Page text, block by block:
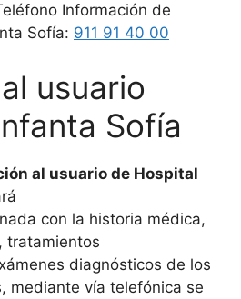
Información de
Sofía: 911 91 40 00
usuario
Sofía
al usuario de Hospital
con la historia médica,
tratamientos
diagnósticos de los
mediante vía telefónica se